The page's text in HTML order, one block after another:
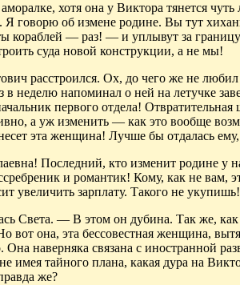
хотя она у Виктора тянется чуть
Я говорю об измене родине. Вы тут
кораблей — раз! — и уплывут за
суда новой конструкции, а не мы!
расстроился. Ох, до чего же не
в неделю напоминал о ней на летучке
первого отдела!
а уж изменить — как это вообще
эта женщина! Лучше бы отдалась
Последний, кто изменит родине у
и романтик! Кому, как не вам,
увеличить зарплату. Такого не укупишь!
Света. — В этом он дубина. Так же, как
вот она, эта бессовестная женщина,
Она наверняка связана с иностранной
имея тайного плана, какая дура на
же?